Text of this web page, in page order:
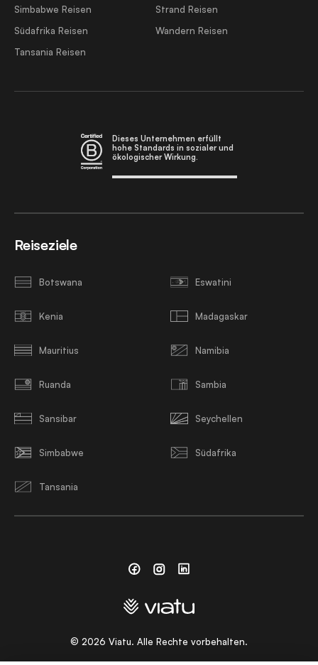
Simbabwe Reisen
Südafrika Reisen
Tansania Reisen
Strand Reisen
Wandern Reisen
Dieses Unternehmen erfüllt
hohe Standards in sozialer und
ökologischer Wirkung.
Reiseziele
Botswana Eswatini
Kenia Madagaskar
Mauritius Namibia
Ruanda Sambia
Sansibar Seychellen
Simbabwe Südafrika
Tansania
© 2026 Viatu. Alle Rechte vorbehalten.
FacebookInstagramLinkedin